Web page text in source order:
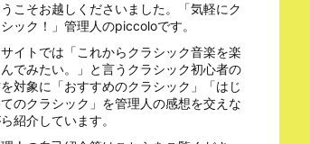
うこそお越しくださいました。「気軽にク
ック！」管理人のpiccoloです。
イトでは「これからクラシック音楽を楽
んでみたい。」と言うクラシック初心者の
対象に「おすすめのクラシック」「はじ
のクラシック」を管理人の感想を交えな
紹介しています。